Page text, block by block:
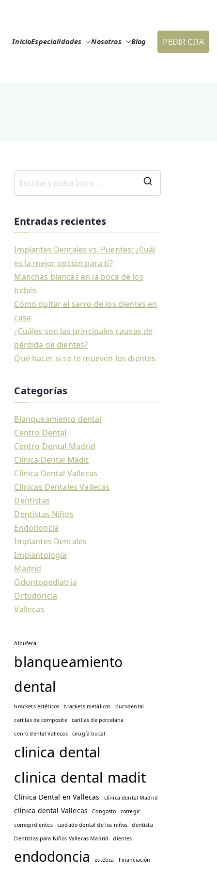
InicioEspecialidades Nosotros Blog PEDIR CITA
Entradas recientes
Implantes Dentales vs. Puentes: ¿Cuál
es la mejor opción para ti?
Manchas blancas en la boca de los
bebés
Cómo quitar el sarro de los dientes en
casa
¿Cuáles son las principales causas de
pérdida de dientes?
Qué hacer si se te mueven los dientes
Categorías
Blanqueamiento dental
Centro Dental
Centro Dental Madrid
Clínica Dental Madit
Clínica Dental Vallecas
Clínicas Dentales Vallecas
Dentistas
Dentistas Niños
Endodoncia
Implantes Dentales
Implantología
Madrid
Odontopediatría
Ortodoncia
Vallecas
Albufera
blanqueamiento
dental
brackets estéticos brackets metálicos
bucodental
carillas de composite
carillas de porcelana
cenro dental Vallecas
cirugía bucal
clinica dental
clinica dental madit
Clínica Dental en Vallecas clínica dental Madrid
clínica dental Vallecas Congosto
corregir
corregirdientes
cuidado dental de los niños
dentista
Dentistas para Niños Vallecas Madrid
dientes
endodoncia estética Financiación